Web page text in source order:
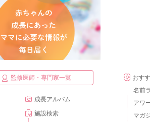
監修医師・専門家一覧
成長アルバム
施設検索
おす
名前
アワ
マガ